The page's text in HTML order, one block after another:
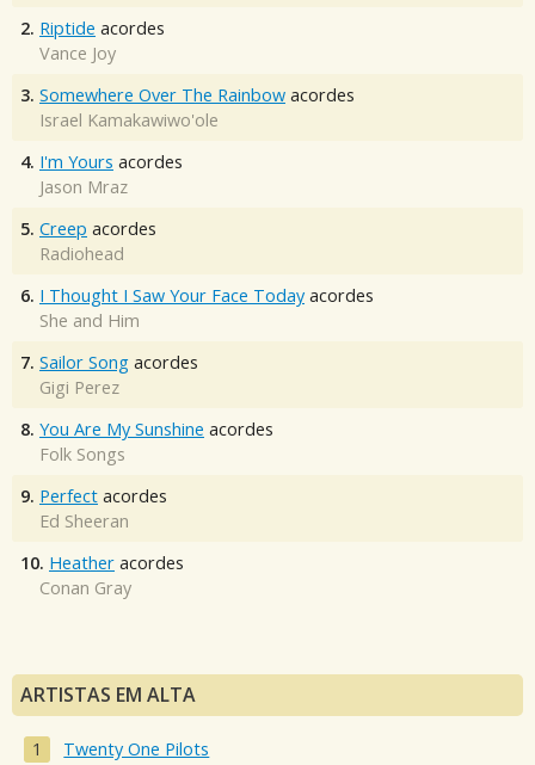
2. Riptide acordes
Vance Joy
3. Somewhere Over The Rainbow acordes
Israel Kamakawiwo'ole
4. I'm Yours acordes
Jason Mraz
5. Creep acordes
Radiohead
6. I Thought I Saw Your Face Today acordes
She and Him
7. Sailor Song acordes
Gigi Perez
8. You Are My Sunshine acordes
Folk Songs
9. Perfect acordes
Ed Sheeran
10. Heather acordes
Conan Gray
ARTISTAS EM ALTA
Twenty One Pilots